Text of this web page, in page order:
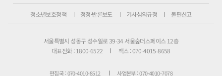
청소년보호정책 정정·반론보도 기사심의규정 불편신고
서울특별시 성동구 성수일로 39-34 서울숲더스페이스 12층
대표전화 : 1800-6522
팩스 : 070-4015-8658
편집국 : 070-4010-8512 사업본부 : 070-4010-7078